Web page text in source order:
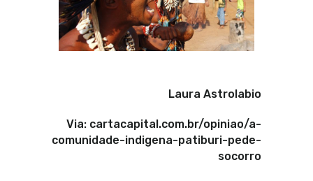
Laura Astrolabio
Via: cartacapital.com.br/opiniao/a-
comunidade-indigena-patiburi-pede-
socorro